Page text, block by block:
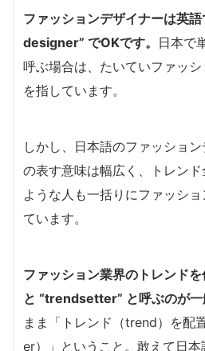
ファッションデザイナーは英
designer” でOKです。 日本で
呼ぶ場合は、たいていファッ
を指しています。
しかし、日本語のファッショ
の表す意味は幅広く、トレンド
ような人も一括りにファッシ
ています。
ファッション業界のトレンド
と “trendsetter” と呼ぶのが一
まま「トレンド（trend）を配
er）」ということ。敢えて日